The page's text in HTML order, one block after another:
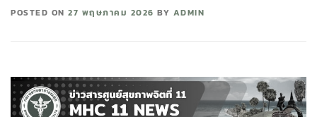
POSTED ON 27 พฤษภาคม 2026 BY ADMIN